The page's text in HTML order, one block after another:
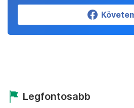
Legfontosabb